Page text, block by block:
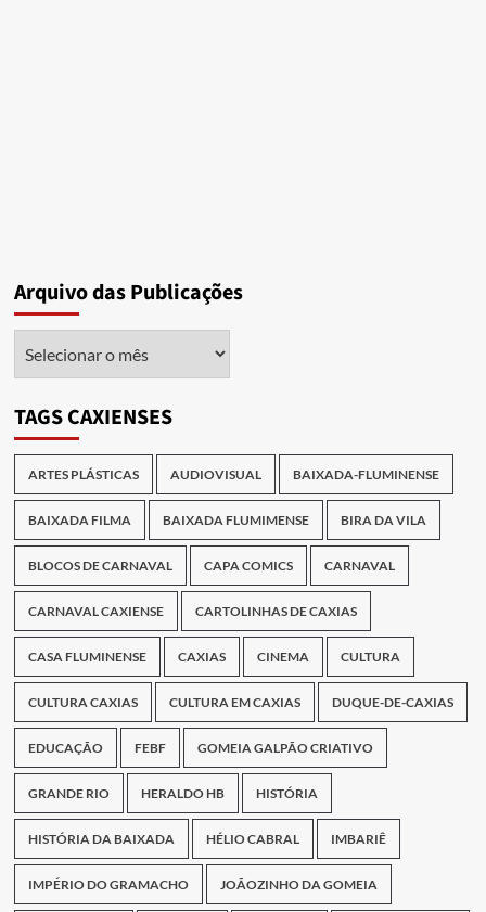
Arquivo das Publicações
TAGS CAXIENSES
ARTES PLÁSTICAS AUDIOVISUAL BAIXADA-FLUMINENSE
BAIXADA FILMA BAIXADA FLUMIMENSE BIRA DA VILA
BLOCOS DE CARNAVAL CAPA COMICS CARNAVAL
CARNAVAL CAXIENSE CARTOLINHAS DE CAXIAS
CASA FLUMINENSE CAXIAS CINEMA CULTURA
CULTURA CAXIAS CULTURA EM CAXIAS DUQUE-DE-CAXIAS
EDUCAÇÃO FEBF GOMEIA GALPÃO CRIATIVO
GRANDE RIO HERALDO HB HISTÓRIA
HISTÓRIA DA BAIXADA HÉLIO CABRAL IMBARIÊ
IMPÉRIO DO GRAMACHO JOÃOZINHO DA GOMEIA